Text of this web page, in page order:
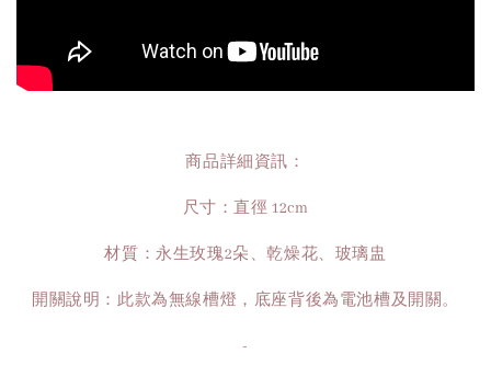
商品詳細資訊：
尺寸：直徑 12cm
材質：永生玫瑰2朵、乾燥花、玻璃盅
開關說明：此款為無線槽燈，底座背後為電池槽及開關。
-